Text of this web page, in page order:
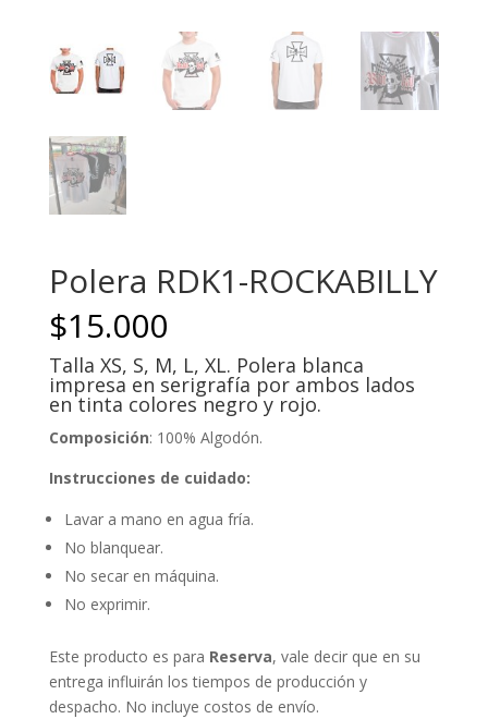
Polera RDK1-ROCKABILLY
$15.000
Talla XS, S, M, L, XL. Polera blanca
impresa en serigrafía por ambos lados
en tinta colores negro y rojo.
Composición: 100% Algodón.
Instrucciones de cuidado:
Lavar a mano en agua fría.
No blanquear.
No secar en máquina.
No exprimir.
Este producto es para Reserva, vale decir que en su
entrega influirán los tiempos de producción y
despacho. No incluye costos de envío.